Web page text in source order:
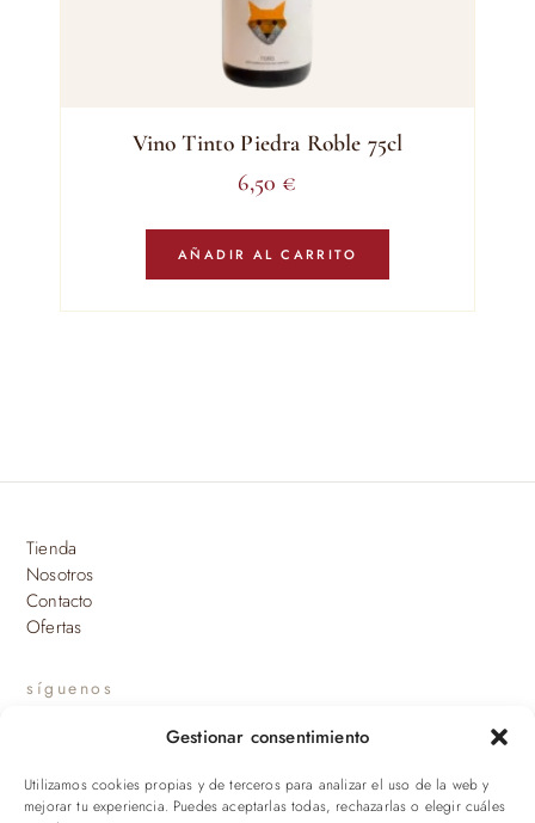
Gestionar consentimiento
Utilizamos cookies propias y de terceros para analizar el uso de la web y
mejorar tu experiencia. Puedes aceptarlas todas, rechazarlas o elegir cuáles
Vino Tinto Piedra Roble 75cl
6,50 €
AÑADIR AL CARRITO
Tienda
Nosotros
Contacto
Ofertas
síguenos
suscríbete a nuestras novedades